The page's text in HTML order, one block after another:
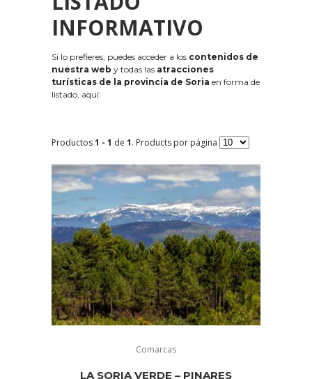
INFORMATIVO
Si lo prefieres, puedes acceder a los contenidos de
nuestra web y todas las atracciones
turísticas de la provincia de Soria en forma de
listado, aquí:
Productos1 - 1 de 1. Products por página
Comarcas
LA SORIA VERDE – PINARES